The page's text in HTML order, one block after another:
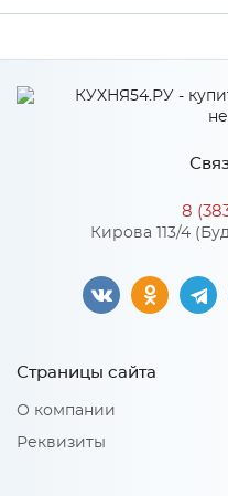
Высота
8
Кирова 113/4
Страницы сайта
О компании
Реквизиты